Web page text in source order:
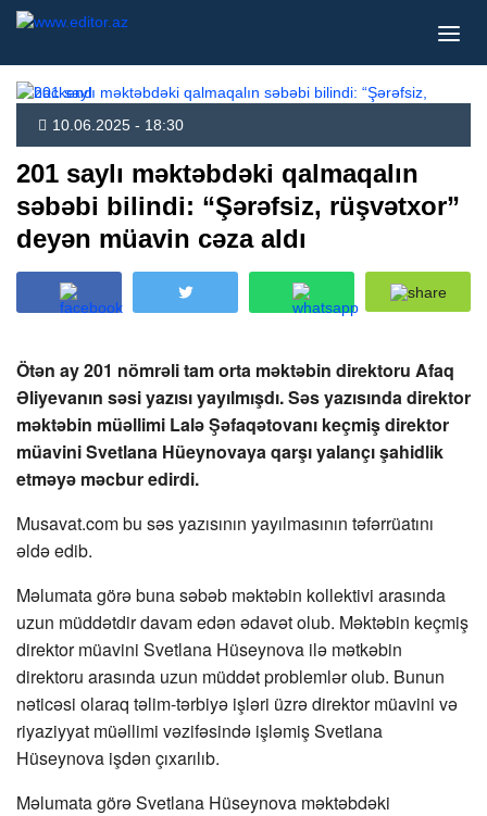
10.06.2025 - 18:30
201 saylı məktəbdəki qalmaqalın
səbəbi bilindi: “Şərəfsiz, rüşvətxor”
deyən müavin cəza aldı
Ötən ay 201 nömrəli tam orta məktəbin direktoru Afaq
Əliyevanın səsi yazısı yayılmışdı. Səs yazısında direktor
məktəbin müəllimi Lalə Şəfaqətovanı keçmiş direktor
müavini Svetlana Hüeynovaya qarşı yalançı şahidlik
etməyə məcbur edirdi.
Musavat.com bu səs yazısının yayılmasının təfərrüatını
əldə edib.
Məlumata görə buna səbəb məktəbin kollektivi arasında
uzun müddətdir davam edən ədavət olub. Məktəbin keçmiş
direktor müavini Svetlana Hüseynova ilə mətkəbin
direktoru arasında uzun müddət problemlər olub. Bunun
nəticəsi olaraq təlim-tərbiyə işləri üzrə direktor müavini və
riyaziyyat müəllimi vəzifəsində işləmiş Svetlana
Hüseynova işdən çıxarılıb.
Məlumata görə Svetlana Hüseynova məktəbdəki